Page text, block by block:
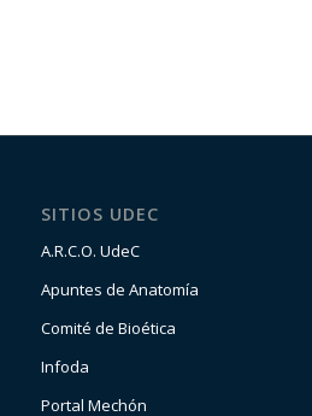
SITIOS UDEC
A.R.C.O. UdeC
Apuntes de Anatomía
Comité de Bioética
Infoda
Portal Mechón